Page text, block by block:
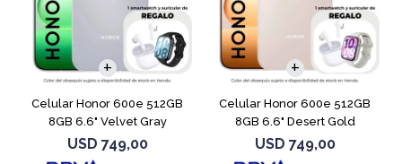
Celular Honor 600e 512GB
8GB 6.6" Velvet Gray
USD 749,00
COMPARAR
Celular Honor 600e 512GB
8GB 6.6" Desert Gold
USD 749,00
COMPARAR